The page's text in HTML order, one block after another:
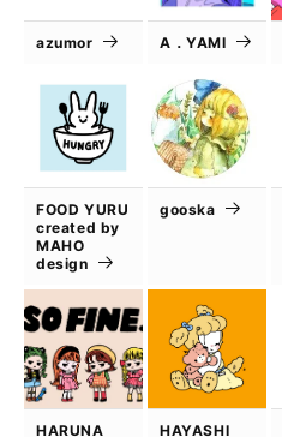
azumor A．YAMI
FOOD YURU
created by
MAHO
design
gooska
HARUNA
HAYASHI